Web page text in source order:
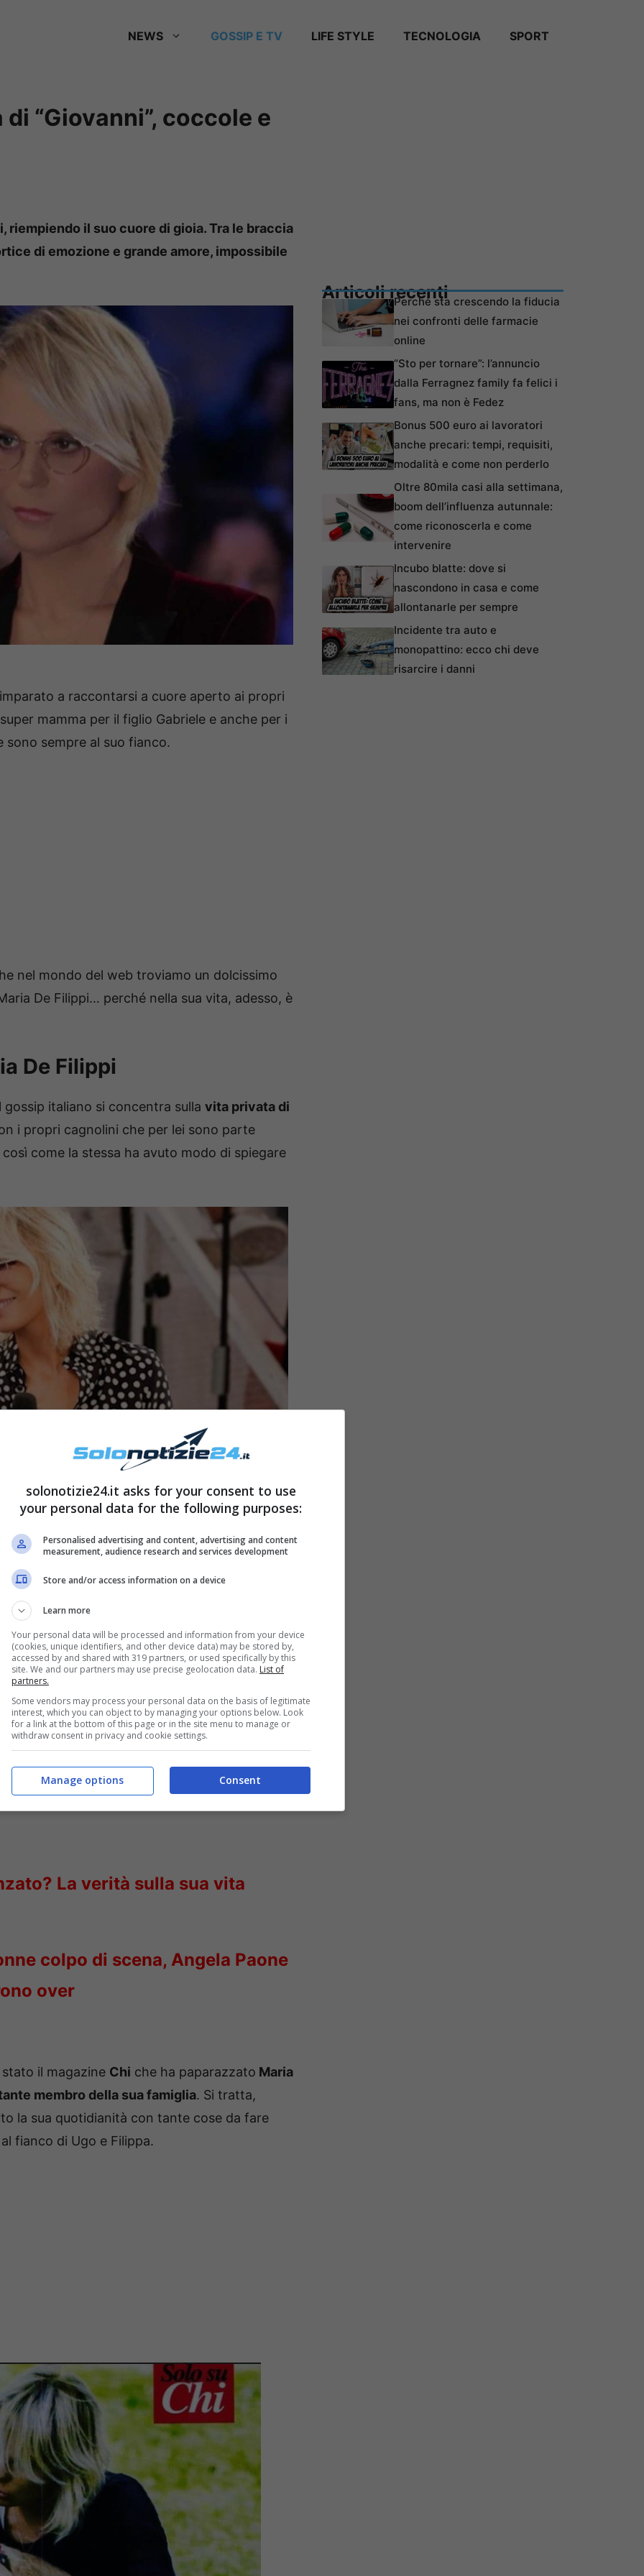
NEWS GOSSIP E TV LIFE STYLE TECNOLOGIA SPORT
“Giovanni”, coccole e
riempiendo il suo cuore di gioia. Tra le braccia
di emozione e grande amore, impossibile
a raccontarsi a cuore aperto ai propri
mamma per il figlio Gabriele e anche per i
sempre al suo fianco.
nel mondo del web troviamo un dolcissimo
De Filippi… perché nella sua vita, adesso, è
De Filippi
italiano si concentra sulla vita privata di
i propri cagnolini che per lei sono parte
come la stessa ha avuto modo di spiegare
dichiarazione rilasciata dalla conduttrice di
vivo, sono la mia famiglia. Per loro divento
ma quando stanno male soffro da
La verità sulla sua vita
colpo di scena, Angela Paone
over
il magazine Chi che ha paparazzato Maria
membro della sua famiglia. Si tratta,
la sua quotidianità con tante cose da fare
fianco di Ugo e Filippa.
Articoli recentiPerché sta crescendo la fiducia
nei confronti delle farmacie
online
“Sto per tornare”: l’annuncio
dalla Ferragnez family fa felici i
fans, ma non è Fedez
Bonus 500 euro ai lavoratori
anche precari: tempi, requisiti,
modalità e come non perderlo
Oltre 80mila casi alla settimana,
boom dell’influenza autunnale:
come riconoscerla e come
intervenire
Incubo blatte: dove si
nascondono in casa e come
allontanarle per sempre
Incidente tra auto e
monopattino: ecco chi deve
risarcire i danni
solonotizie24.it asks for your consent to use
your personal data for the following purposes:
Personalised advertising and content, advertising and content
measurement, audience research and services development
Store and/or access information on a device
Learn more
Your personal data will be processed and information from your device
(cookies, unique identifiers, and other device data) may be stored by,
accessed by and shared with 319 partners, or used specifically by this
site. We and our partners may use precise geolocation data. List of
partners.
Some vendors may process your personal data on the basis of legitimate
interest, which you can object to by managing your options below. Look
for a link at the bottom of this page or in the site menu to manage or
withdraw consent in privacy and cookie settings.
Consent
Manage options